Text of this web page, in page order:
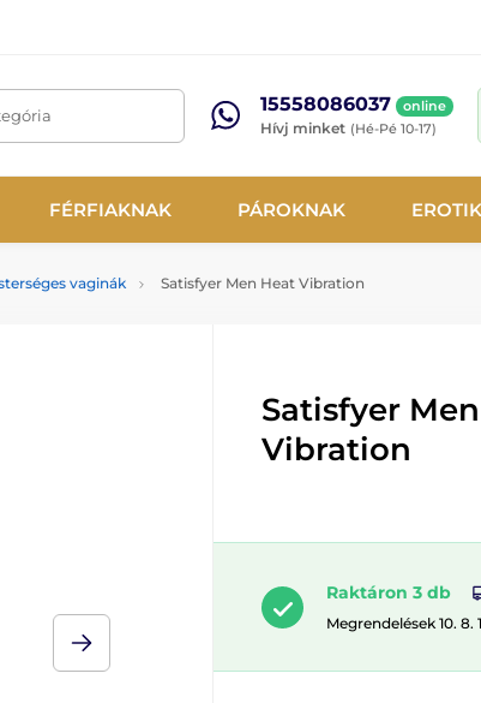
15558086037 online
Hívj minket (Hé-Pé 10-17)
FÉRFIAKNAK PÁROKNAK
vaginák Satisfyer Men Heat Vibration
Satisfyer
Vibration
Raktáron 3 db
Megrendelések 10.